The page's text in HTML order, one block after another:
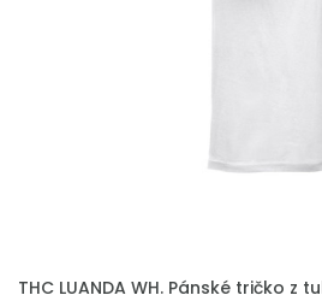
THC LUANDA WH. Pánské tričko z